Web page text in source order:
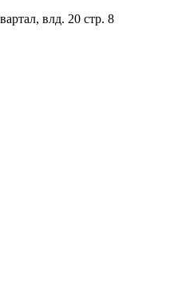
влд. 20 стр. 8